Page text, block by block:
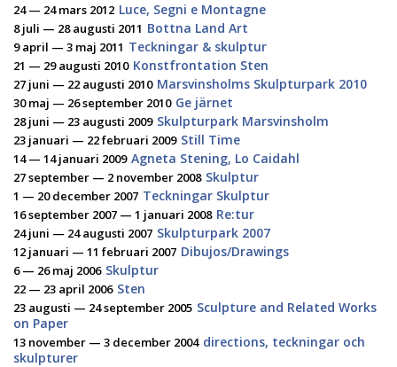
24 — 24 mars 2012 Luce, Segni e Montagne
8 juli — 28 augusti 2011 Bottna Land Art
9 april — 3 maj 2011 Teckningar & skulptur
21 — 29 augusti 2010 Konstfrontation Sten
27 juni — 22 augusti 2010 Marsvinsholms Skulpturpark 2010
30 maj — 26 september 2010 Ge järnet
28 juni — 23 augusti 2009 Skulpturpark Marsvinsholm
23 januari — 22 februari 2009 Still Time
14 — 14 januari 2009 Agneta Stening, Lo Caidahl
27 september — 2 november 2008 Skulptur
1 — 20 december 2007 Teckningar Skulptur
16 september 2007 — 1 januari 2008 Re:tur
24 juni — 24 augusti 2007 Skulpturpark 2007
12 januari — 11 februari 2007 Dibujos/Drawings
6 — 26 maj 2006 Skulptur
22 — 23 april 2006 Sten
23 augusti — 24 september 2005 Sculpture and Related Works
on Paper
13 november — 3 december 2004 directions, teckningar och
skulpturer